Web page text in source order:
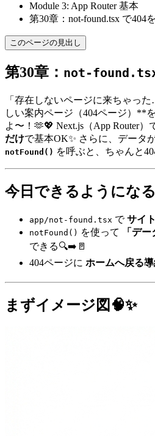
Module 3: App Router 基本
第30章：not-found.tsx で404
このページの見出し
第30章： not-
「存在しないページに来ちゃっ
しい案内ページ（404ページ）**
よ〜！🫶💖 Next.js（App Router）
だけで基本OK✨ さらに、データ
notFound() を呼ぶと、ちゃんと
今日できるようにな
app/not-found.tsx でサイ
notFound() を使って
「デ
できる🔍➡️🚪
404ページに ホームへ戻る
まずイメージ図🧠✨